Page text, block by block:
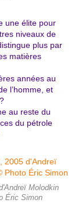
une élite pour
niveaux de
plus par
matières
années au
l’homme, et
au reste du
du pétrole
Molodkin
Éric Simon